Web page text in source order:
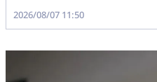
2026/08/07 11:50